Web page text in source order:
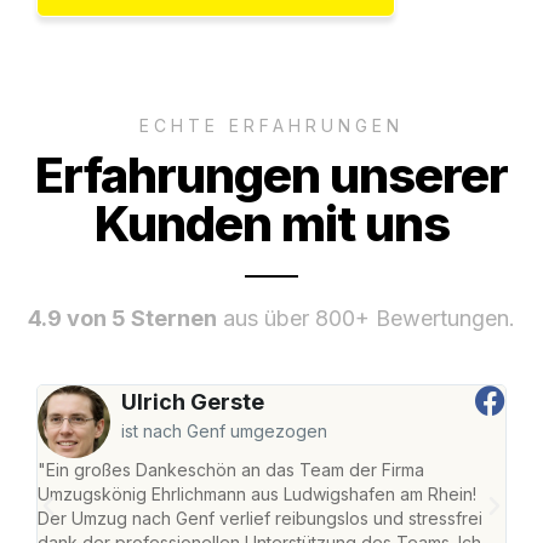
ECHTE ERFAHRUNGEN
Erfahrungen unserer
Kunden mit uns
4.9 von 5 Sternen aus über 800+ Bewertungen.
Ulrich Gerste
ist nach Genf umgezogen
"Ein großes Dankeschön an das Team der Firma
Umzugskönig Ehrlichmann aus Ludwigshafen am Rhein!
Der Umzug nach Genf verlief reibungslos und stressfrei